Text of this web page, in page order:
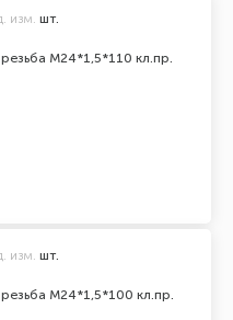
M24*1,5*110 кл.пр.
изм. шт.
M24*1,5*100 кл.пр.
изм. шт.